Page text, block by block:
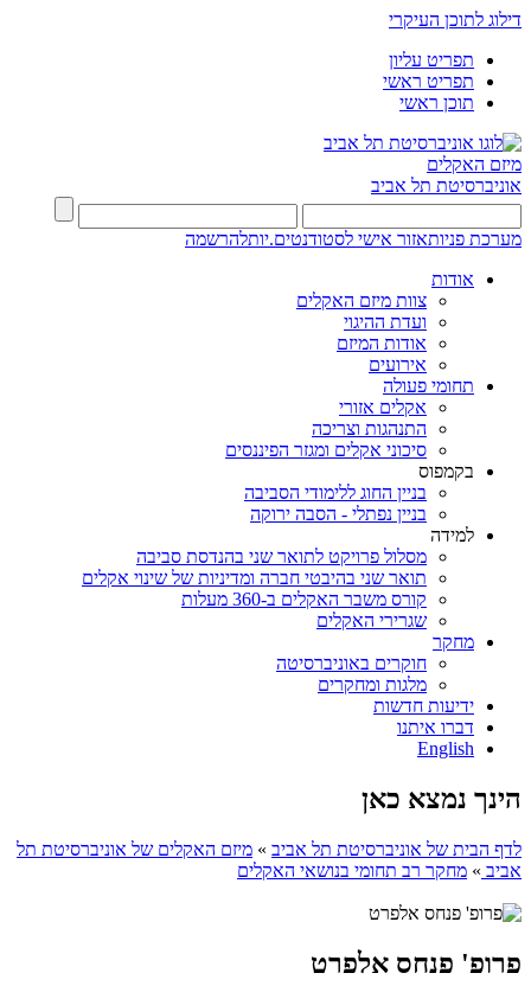
דילוג לתוכן העיקרי
תפריט עליון
תפריט ראשי
תוכן ראשי
מיזם האקלים
אוניברסיטת תל אביב
מערכת פניותאזור אישי לסטודנטים.יותלהרשמה
אודות
צוות מיזם האקלים
ועדת ההיגוי
אודות המיזם
אירועים
תחומי פעולה
אקלים אזורי
התנהגות וצריכה
סיכוני אקלים ומגזר הפיננסים
בקמפוס
בניין החוג ללימודי הסביבה
בניין נפתלי - הסבה ירוקה
למידה
מסלול פרויקט לתואר שני בהנדסת סביבה
תואר שני בהיבטי חברה ומדיניות של שינוי אקלים
קורס משבר האקלים ב-360 מעלות
שגרירי האקלים
מחקר
חוקרים באוניברסיטה
מלגות ומחקרים
ידיעות חדשות
דברו איתנו
English
הינך נמצא כאן
לדף הבית של אוניברסיטת תל אביב » מיזם האקלים של אוניברסיטת תל
אביב » מחקר רב תחומי בנושאי האקלים
פרופ' פנחס אלפרט